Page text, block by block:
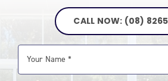
CALL NOW: (08)